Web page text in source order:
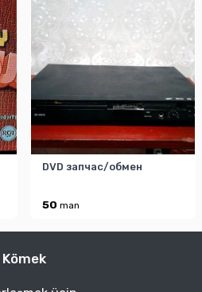
DVD запчас/обмен
50 man
Kömek